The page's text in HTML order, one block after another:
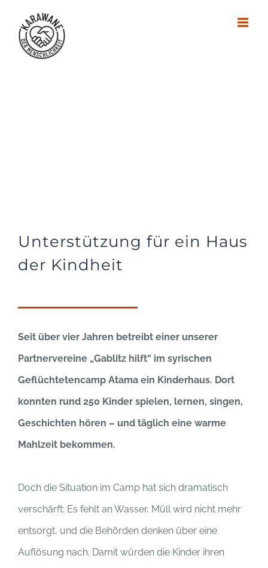
Inhalt
springen
Unterstützung für ein Haus
der Kindheit
Seit über vier Jahren betreibt einer unserer
Partnervereine „Gablitz hilft“ im syrischen
Geflüchtetencamp Atama ein Kinderhaus. Dort
konnten rund 250 Kinder spielen, lernen, singen,
Geschichten hören – und täglich eine warme
Mahlzeit bekommen.
Doch die Situation im Camp hat sich dramatisch
verschärft: Es fehlt an Wasser, Müll wird nicht mehr
entsorgt, und die Behörden denken über eine
Auflösung nach. Damit würden die Kinder ihren